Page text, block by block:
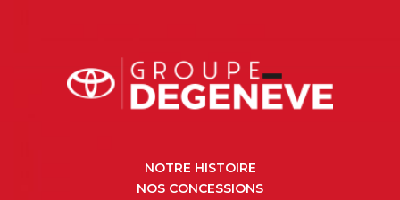
NOTRE HISTOIRE
NOS CONCESSIONS